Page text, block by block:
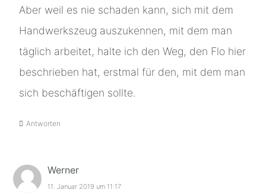
Aber weil es nie schaden kann, sich mit dem
Handwerkszeug auszukennen, mit dem man
täglich arbeitet, halte ich den Weg, den Flo hier
beschrieben hat, erstmal für den, mit dem man
sich beschäftigen sollte.
Antworten
Werner
11. Januar 2019 um 11:17